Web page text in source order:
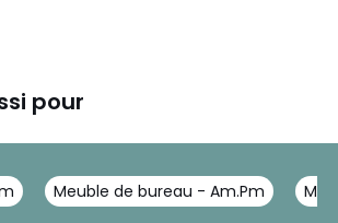
pour
Meuble de bureau - Am.Pm